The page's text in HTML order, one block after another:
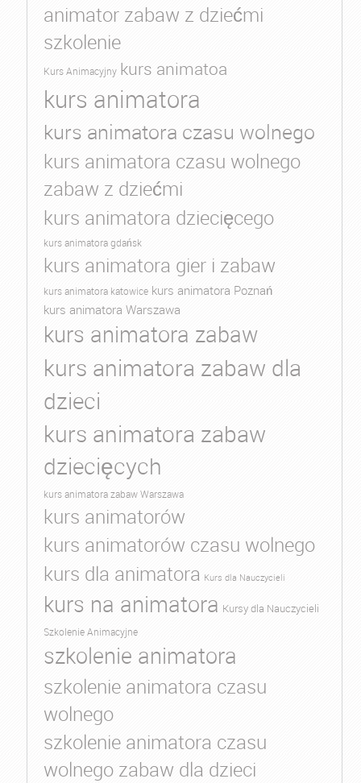
animator zabaw z dziećmi
szkolenie
Kurs Animacyjny kurs animatoa
kurs animatora
kurs animatora czasu wolnego
kurs animatora czasu wolnego
zabaw z dziećmi
kurs animatora dziecięcego
kurs animatora gdańsk
kurs animatora gier i zabaw
kurs animatora katowice kurs animatora Poznań
kurs animatora Warszawa
kurs animatora zabaw
kurs animatora zabaw dla
dzieci
kurs animatora zabaw
dziecięcych
kurs animatora zabaw Warszawa
kurs animatorów
kurs animatorów czasu wolnego
kurs dla animatora Kurs dla Nauczycieli
kurs na animatora Kursy dla Nauczycieli
Szkolenie Animacyjne
szkolenie animatora
szkolenie animatora czasu
wolnego
szkolenie animatora czasu
wolnego zabaw dla dzieci